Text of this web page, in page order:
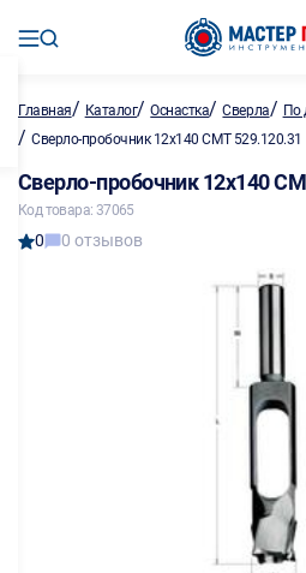
Главная/ Каталог/Оснастка/Сверла/ По
/ Сверло-пробочник 12х140 СМТ 529.120.31
Сверло-пробочник 12х140
Код товара: 37065
0 0 отзывов